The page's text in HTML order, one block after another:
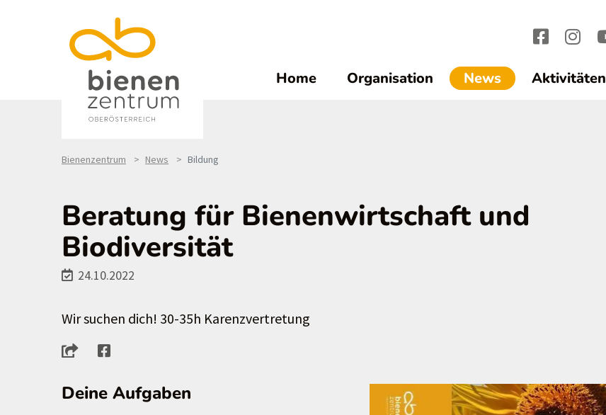
Home Organisation News(current)1
Aktivitäten
Bienenzentrum News Bildung
Beratung für Bienenwirtschaft und
Biodiversität
24.10.2022
Wir suchen dich! 30-35h Karenzvertretung
Deine Aufgaben